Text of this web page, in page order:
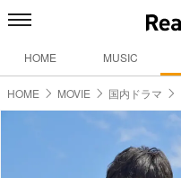
HOME MUSIC
HOME MOVIE 国内ドラマ